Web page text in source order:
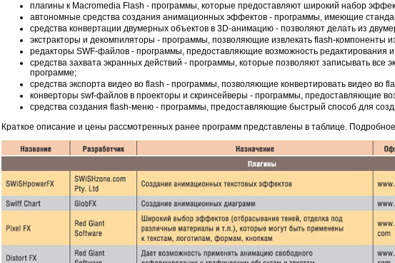
плагины к Macromedia Flash - программы, которые предоставляют широкий набор
автономные средства создания анимационных эффектов - программы, имеющие
средства конвертации двумерных объектов в 3D-анимацию - позволяют делать из
экстракторы и декомпиляторы - программы, позволяющие извлекать flash-компоненты
редакторы SWF-файлов - программы, предоставляющие возможность редактирования
средства захвата экранных действий - программы, которые позволяют записывать все
программе;
средства экспорта видео во flash - программы, позволяющие конвертировать видео во
конверторы swf-файлов в проекторы и скринсейверы - программы, предоставляющие
средства создания flash-меню - программы, предоставляющие быстрый способ для
Краткое описание и цены рассмотренных ранее программ представлены в таблице.